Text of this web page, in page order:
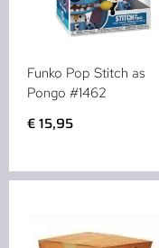
Funko Pop Stitch as
Pongo #1462
€15,95